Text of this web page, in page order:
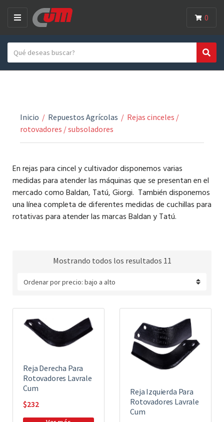
M
U
Search text
Search
0
Inicio / Repuestos Agrícolas / Rejas cinceles /
rotovadores / subsoladores
En rejas para cincel y cultivador disponemos varias
medidas para atender las máquinas que se presentan en el
mercado como Baldan, Tatú, Giorgi. También disponemos
una línea completa de diferentes medidas de cuchillas para
rotativas para atender las marcas Baldan y Tatú.
Mostrando todos los resultados 11
Reja Derecha Para
Rotovadores Lavrale
Cum
$232
Reja Izquierda Para
Rotovadores Lavrale
Cum